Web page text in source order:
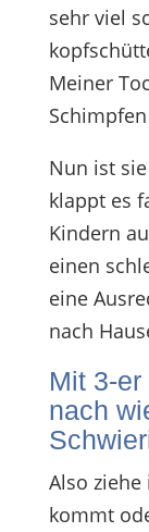
sehr viel
Meiner
Nun ist
klappt es
Kindern
einen
eine
nach
Mit 3-
nach
Also
kommt